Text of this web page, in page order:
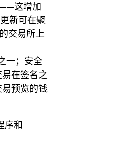
——这增加
新可在聚
交易所上
一；安全
在签名之
预览的钱
序和